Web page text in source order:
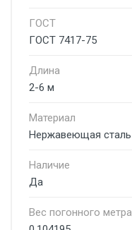
ГОСТ
ГОСТ 7417-75
Длина
2-6 м
Материал
Нержавеющая сталь
Наличие
Да
Вес погонного